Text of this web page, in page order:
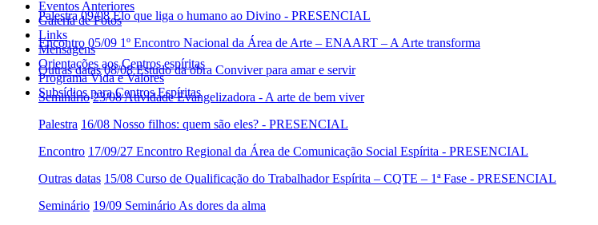
Eventos Anteriores
Galeria de Fotos
Links
Mensagens
Orientações aos Centros espíritas
Programa Vida e Valores
Subsídios para Centros Espíritas
Palestra 09/08 Elo que liga o humano ao Divino - PRESENCIAL
Encontro 05/09 1º Encontro Nacional da Área de Arte – ENAART – A Arte transforma
Outras datas 08/08 Estudo da obra Conviver para amar e servir
Seminário 23/08 Atividade Evangelizadora - A arte de bem viver
Palestra 16/08 Nosso filhos: quem são eles? - PRESENCIAL
Encontro 17/09/27 Encontro Regional da Área de Comunicação Social Espírita - PRESENCIAL
Outras datas 15/08 Curso de Qualificação do Trabalhador Espírita – CQTE – 1ª Fase - PRESENCIAL
Seminário 19/09 Seminário As dores da alma